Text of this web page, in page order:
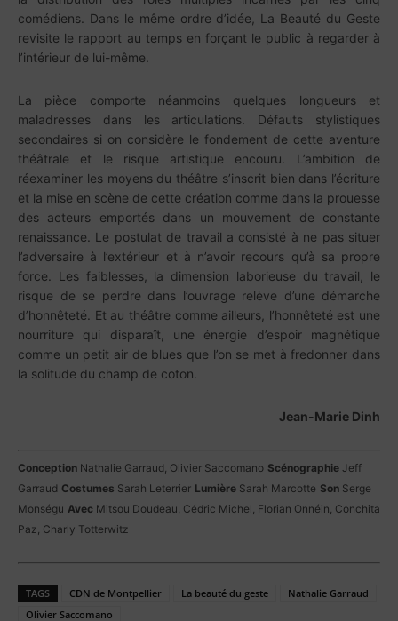
comédiens. Dans le même ordre d’idée, La Beauté du Geste
revisite le rapport au temps en forçant le public à regarder à
l’intérieur de lui-même.
La pièce comporte néanmoins quelques longueurs et
maladresses dans les articulations. Défauts stylistiques
secondaires si on considère le fondement de cette aventure
théâtrale et le risque artistique encouru. L’ambition de
réexaminer les moyens du théâtre s’inscrit bien dans l’écriture
et la mise en scène de cette création comme dans la prouesse
des acteurs emportés dans un mouvement de constante
renaissance. Le postulat de travail a consisté à ne pas situer
l’adversaire à l’extérieur et à n’avoir recours qu’à sa propre
force. Les faiblesses, la dimension laborieuse du travail, le
risque de se perdre dans l’ouvrage relève d’une démarche
d’honnêteté. Et au théâtre comme ailleurs, l’honnêteté est une
nourriture qui disparaît, une énergie d’espoir magnétique
comme un petit air de blues que l’on se met à fredonner dans
la solitude du champ de coton.
Jean-Marie Dinh
Conception Nathalie Garraud, Olivier Saccomano Scénographie Jeff
Garraud Costumes Sarah Leterrier Lumière Sarah Marcotte Son Serge
Monségu Avec Mitsou Doudeau, Cédric Michel, Florian Onnéin, Conchita
Paz, Charly Totterwitz
TAGS CDN de Montpellier La beauté du geste
Nathalie Garraud
Olivier Saccomano